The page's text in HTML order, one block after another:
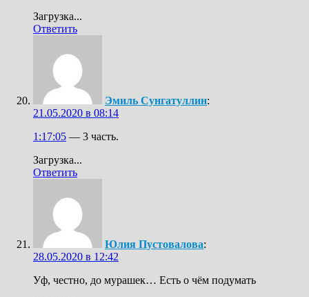
Загрузка...
Ответить
Эмиль Сунгатуллин:
21.05.2020 в 08:14
1:17:05 — 3 часть.
Загрузка...
Ответить
Юлия Пустовалова:
28.05.2020 в 12:42
Уф, честно, до мурашек… Есть о чём подумать